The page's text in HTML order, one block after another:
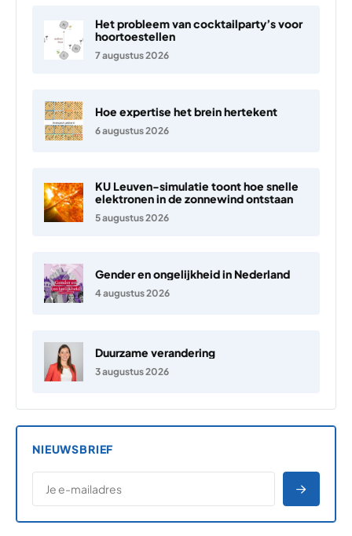
Het probleem van cocktailparty’s voor
hoortoestellen
7 augustus 2026
Hoe expertise het brein hertekent
6 augustus 2026
KU Leuven-simulatie toont hoe snelle
elektronen in de zonnewind ontstaan
5 augustus 2026
Gender en ongelijkheid in Nederland
4 augustus 2026
Duurzame verandering
3 augustus 2026
NIEUWSBRIEF
E-MAILADRES
*